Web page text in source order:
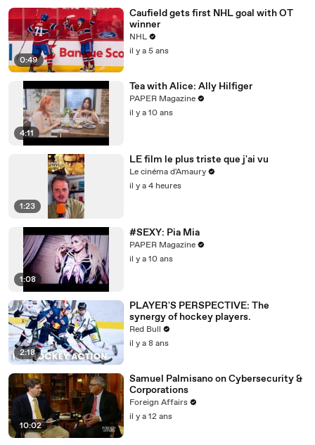
0:49
Caufield gets first NHL goal with OT
winner
NHL
il y a 5 ans
4:11
Tea with Alice: Ally Hilfiger
PAPER Magazine
il y a 10 ans
1:23
LE film le plus triste que j'ai vu
Le cinéma d'Amaury
il y a 4 heures
1:08
#SEXY: Pia Mia
PAPER Magazine
il y a 10 ans
2:18
PLAYER'S PERSPECTIVE: The
synergy of hockey players.
Red Bull
il y a 8 ans
10:02
Samuel Palmisano on Cybersecurity &
Corporations
Foreign Affairs
il y a 12 ans